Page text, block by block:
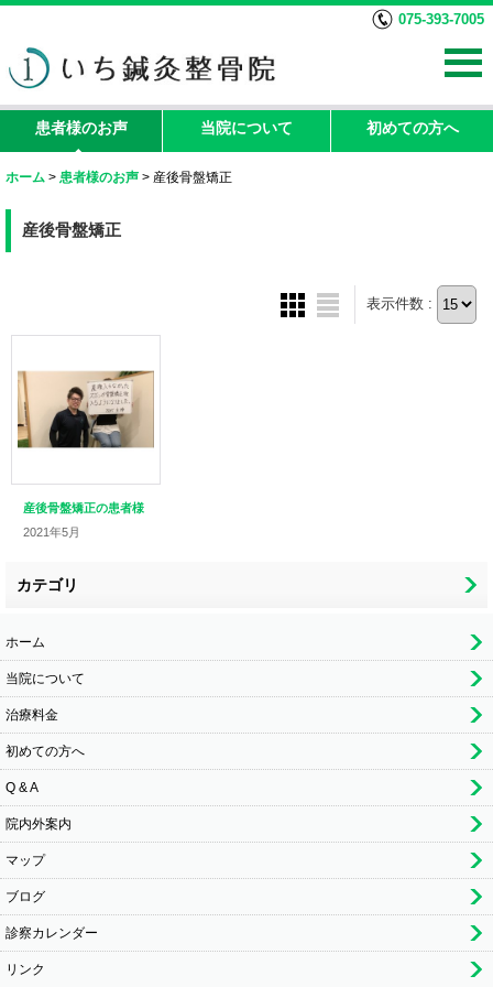
075-393-7005
患者様のお声 当院について 初めての方へ
ホーム > 患者様のお声 > 産後骨盤矯正
産後骨盤矯正
表示件数 :
産後骨盤矯正の患者様
2021年5月
カテゴリ
ホーム
当院について
治療料金
初めての方へ
Q & A
院内外案内
マップ
ブログ
診察カレンダー
リンク